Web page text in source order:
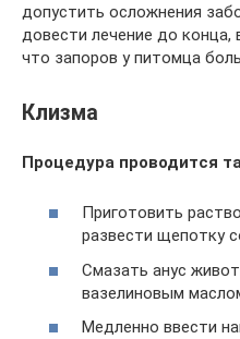
допустить осложнения
довести лечение до конца,
что запоров у питомца
Клизма
Процедура проводится
Приготовить
развести щепотку
Смазать анус
вазелиновым
Медленно ввести